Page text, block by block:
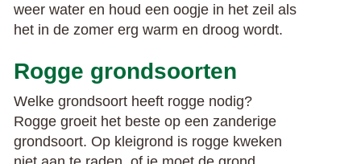
weer water en houd een oogje in het zeil als
het in de zomer erg warm en droog wordt.
Rogge grondsoorten
Welke grondsoort heeft rogge nodig?
Rogge groeit het beste op een zanderige
grondsoort. Op kleigrond is rogge kweken